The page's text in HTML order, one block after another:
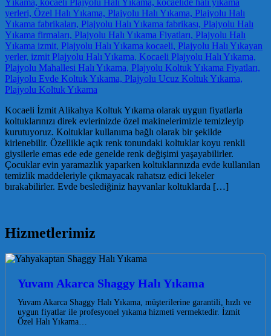
Kocaeli İzmit Alikahya Koltuk Yıkama olarak uygun fiyatlarla
koltuklarınızı direk evlerinizde özel makinelerimizle temizleyip
kurutuyoruz. Koltuklar kullanıma bağlı olarak bir şekilde
kirlenebilir. Özellikle açık renk tonundaki koltuklar koyu renkli
giysilerle emas ede ede genelde renk değişimi yaşayabilirler.
Çocuklar evin yaramazlık yaparken koltuklarınızda evde kullanılan
temizlik maddeleriyle çıkmayacak rahatsız edici lekeler
bırakabilirler. Evde beslediğiniz hayvanlar koltuklarda […]
Hizmetlerimiz
Yuvam Akarca Shaggy Halı Yıkama
Yuvam Akarca Shaggy Halı Yıkama, müşterilerine garantili, hızlı ve
uygun fiyatlar ile profesyonel yıkama hizmeti vermektedir. İzmit
Özel Halı Yıkama…